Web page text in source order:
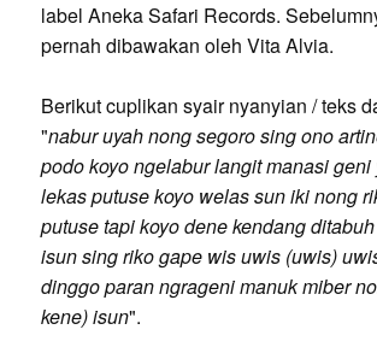
label Aneka Safari Records.
pernah dibawakan oleh Vita Alvia.
Berikut cuplikan syair nyanyian / teks
"nabur uyah nong segoro sing ono
podo koyo ngelabur langit manasi
lekas putuse koyo welas sun iki nong
putuse tapi koyo dene kendang
isun sing riko gape wis uwis (uwis)
dinggo paran ngrageni manuk miber
kene) isun".